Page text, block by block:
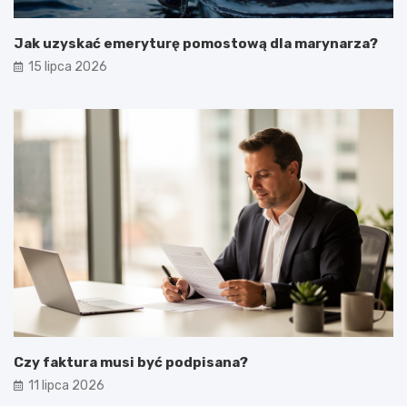
Jak uzyskać emeryturę pomostową dla marynarza?
15 lipca 2026
Czy faktura musi być podpisana?
11 lipca 2026